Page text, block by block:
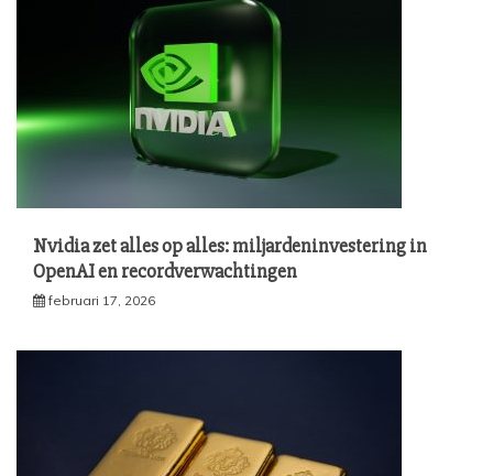
Nvidia zet alles op alles: miljardeninvestering in
OpenAI en recordverwachtingen
februari 17, 2026